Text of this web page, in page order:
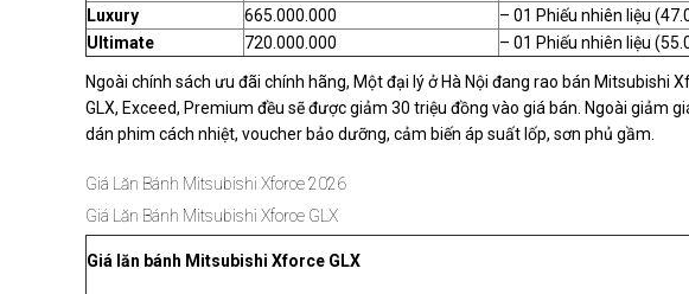
Luxury
665.000.000
– 01 Phiếu nhiên liệu
Ultimate
720.000.000 – 01 Phiếu nhiên liệu
Ngoài chính sách ưu đãi chính hãng, Một đại lý ở Hà Nội đang rao bán Mitsubishi
GLX, Exceed, Premium đều sẽ được giảm 30 triệu đồng vào giá bán. Ngoài giảm
dán phim cách nhiệt, voucher bảo dưỡng, cảm biến áp suất lốp, sơn phủ gầm.
Giá Lăn Bánh Mitsubishi Xforce 2026
Giá Lăn Bánh Mitsubishi Xforce GLX
Giá lăn bánh Mitsubishi Xforce GLX